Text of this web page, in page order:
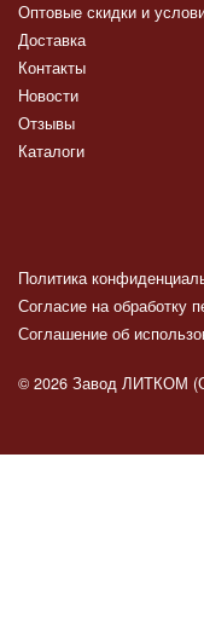
Оптовые скидки и
Доставка
Контакты
Новости
Отзывы
Каталоги
Политика
Согласие на обработку
Соглашение об
© 2026 Завод ЛИТКОМ